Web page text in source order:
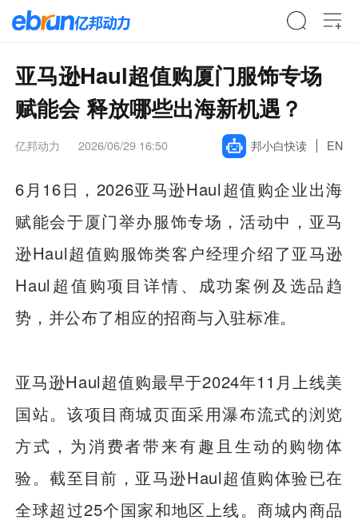
亚马逊Haul超值购厦门服饰专场
赋能会 释放哪些出海新机遇？
亿邦动力 2026/06/29 16:50 邦小白快读 EN
6月16日，2026亚马逊Haul超值购企业出海
赋能会于厦门举办服饰专场，活动中，亚马
逊Haul超值购服饰类客户经理介绍了亚马逊
Haul超值购项目详情、成功案例及选品趋
势，并公布了相应的招商与入驻标准。
亚马逊Haul超值购最早于2024年11月上线美
国站。该项目商城页面采用瀑布流式的浏览
方式，为消费者带来有趣且生动的购物体
验。截至目前，亚马逊Haul超值购体验已在
全球超过25个国家和地区上线。商城内商品